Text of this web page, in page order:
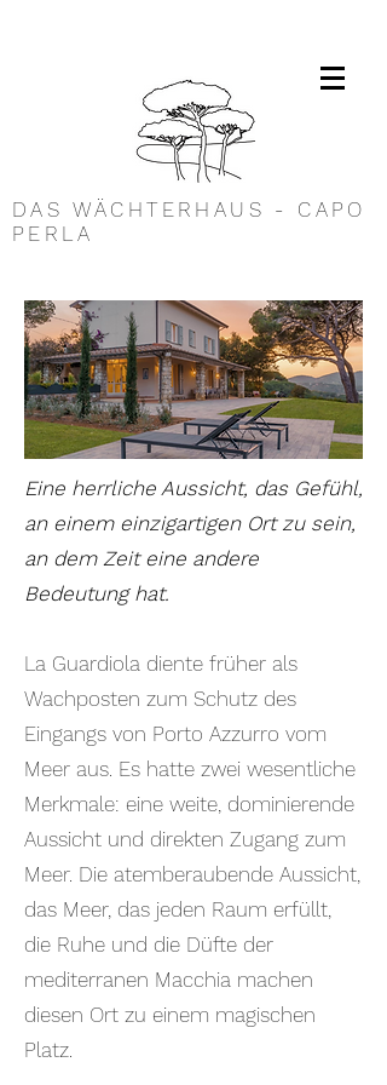
DAS WÄCHTERHAUS - CAPO
PERLA
Eine herrliche Aussicht, das Gefühl,
an einem einzigartigen Ort zu sein,
an dem Zeit eine andere
Bedeutung hat.
La Guardiola diente früher als
Wachposten zum Schutz des
Eingangs von Porto Azzurro vom
Meer aus. Es hatte zwei wesentliche
Merkmale: eine weite, dominierende
Aussicht und direkten Zugang zum
Meer. Die atemberaubende Aussicht,
das Meer, das jeden Raum erfüllt,
die Ruhe und die Düfte der
mediterranen Macchia machen
diesen Ort zu einem magischen
Platz.